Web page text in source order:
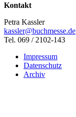
Kontakt
Petra Kassler
kassler@buchmesse.de
Tel. 069 / 2102-143
Impressum
Datenschutz
Archiv